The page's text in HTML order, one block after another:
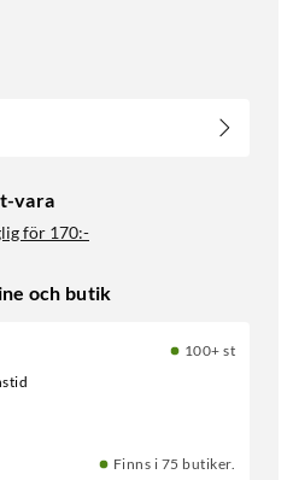
vara
för 170:-
och butik
100+ st
Finns i 75 butiker.